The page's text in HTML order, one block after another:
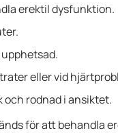
erektil dysfunktion.
eller vid
rodnad i ansiktet.
för att behandla